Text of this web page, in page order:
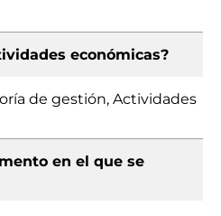
económicas?
de gestión, Actividades
en el que se